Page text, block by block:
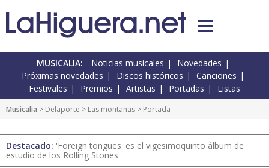
MUSICALIA: Noticias musicales
Novedades
Próximas novedades
Discos históricos
Canciones
Festivales
Premios Artistas Portadas Listas
Musicalia > Delaporte > Las montañas > Portada
Destacado: 'Foreign tongues' es el vigesimoquinto álbum de
estudio de los Rolling Stones